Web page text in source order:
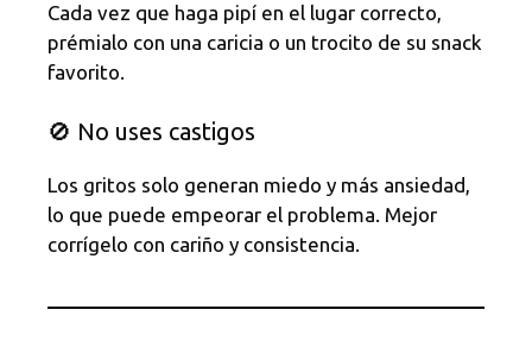
Cada vez que haga pipí en el lugar correcto,
prémialo con una caricia o un trocito de su snack
favorito.
🚫 No uses castigos
Los gritos solo generan miedo y más ansiedad,
lo que puede empeorar el problema. Mejor
corrígelo con cariño y consistencia.